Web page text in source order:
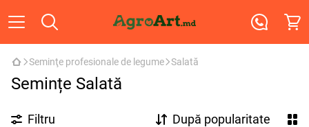
Seminţe profesionale de legume Salată
Semințe Salată
Filtru După popularitate